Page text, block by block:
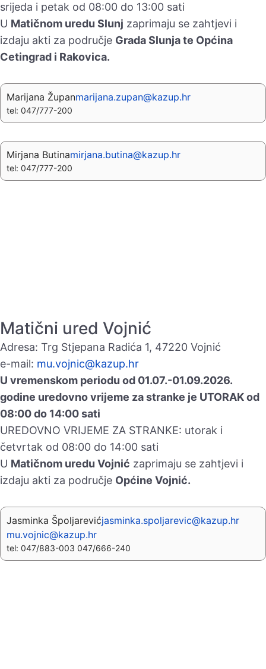
srijeda i petak od 08:00 do 13:00 sati
U Matičnom uredu Slunj zaprimaju se zahtjevi i
izdaju akti za područje Grada Slunja te Općina
Cetingrad i Rakovica.
Marijana Županmarijana.zupan@kazup.hr
tel: 047/777-200
Mirjana Butinamirjana.butina@kazup.hr
tel: 047/777-200
Matični ured Vojnić
Adresa: Trg Stjepana Radića 1, 47220 Vojnić
e-mail: mu.vojnic@kazup.hr
U vremenskom periodu od 01.07.-01.09.2026.
godine uredovno vrijeme za stranke je UTORAK od
08:00 do 14:00 sati
UREDOVNO VRIJEME ZA STRANKE: utorak i
četvrtak od 08:00 do 14:00 sati
U Matičnom uredu Vojnić zaprimaju se zahtjevi i
izdaju akti za područje Općine Vojnić.
Jasminka Špoljarevićjasminka.spoljarevic@kazup.hr
mu.vojnic@kazup.hr
tel: 047/883-003 047/666-240